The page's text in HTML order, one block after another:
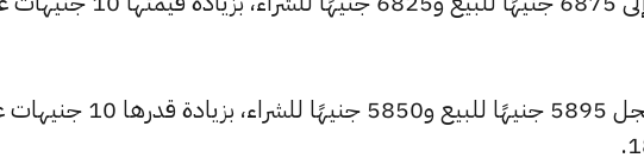
كما ارتفع سعر عيار 18 ليسجل 5895 جنيهًا للبيع و5850 جنيهًا للشراء،